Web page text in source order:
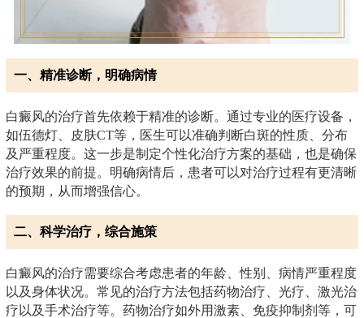
一、精准诊断，明确病情
白癜风的治疗首先依赖于精准的诊断。通过专业的医疗设备，
如伍德灯、皮肤CT等，医生可以准确判断白斑的性质、分布
及严重程度。这一步是制定个性化治疗方案的基础，也是确保
治疗效果的前提。明确病情后，患者可以对治疗过程有更清晰
的预期，从而增强信心。
二、科学治疗，综合施策
白癜风的治疗需要综合考虑患者的年龄、性别、病情严重程度
以及身体状况。常见的治疗方法包括药物治疗、光疗、激光治
疗以及手术治疗等。药物治疗如外用激素、免疫抑制剂等，可